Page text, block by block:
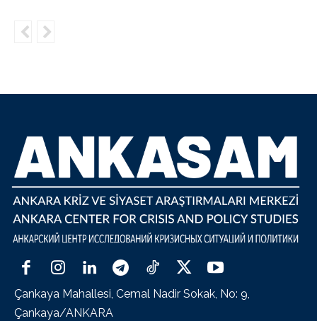
Çankaya Mahallesi, Cemal Nadir Sokak, No: 9,
Çankaya/ANKARA